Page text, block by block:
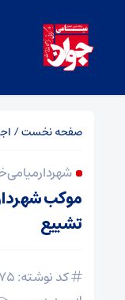
صفحه نخست/
شهردار میامی
موکب
تشییع
کد نوشته: 6675